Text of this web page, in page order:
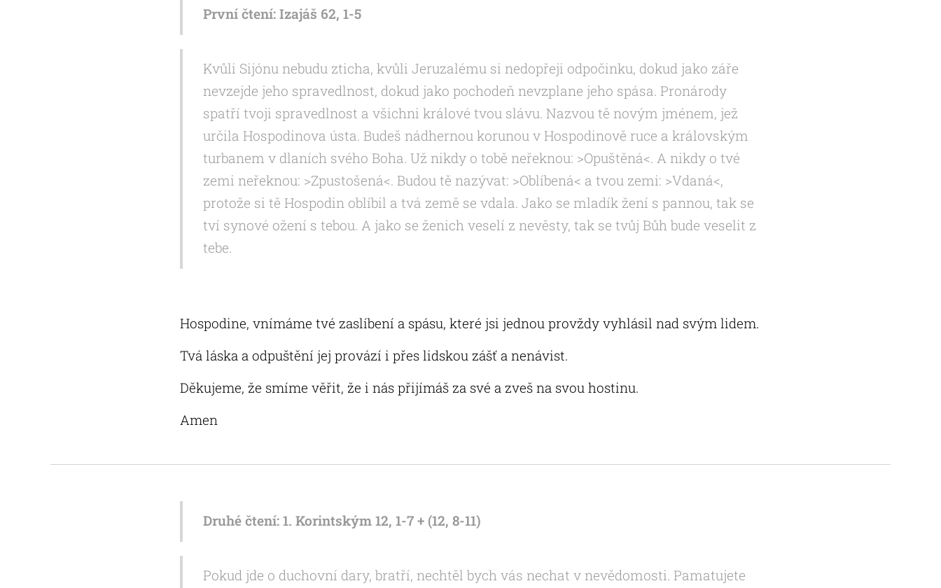
První čtení: Izajáš 62, 1-5
Kvůli Sijónu nebudu zticha, kvůli Jeruzalému si nedopřeji odpočinku, dokud jako záře
nevzejde jeho spravedlnost, dokud jako pochodeň nevzplane jeho spása. Pronárody
spatří tvoji spravedlnost a všichni králové tvou slávu. Nazvou tě novým jménem, jež
určila Hospodinova ústa. Budeš nádhernou korunou v Hospodinově ruce a královským
turbanem v dlaních svého Boha. Už nikdy o tobě neřeknou: >Opuštěná<. A nikdy o tvé
zemi neřeknou: >Zpustošená<. Budou tě nazývat: >Oblíbená< a tvou zemi: >Vdaná<,
protože si tě Hospodin oblíbil a tvá země se vdala. Jako se mladík žení s pannou, tak se
tví synové ožení s tebou. A jako se ženich veselí z nevěsty, tak se tvůj Bůh bude veselit z
tebe.
Hospodine, vnímáme tvé zaslíbení a spásu, které jsi jednou provždy vyhlásil nad svým lidem.
Tvá láska a odpuštění jej provází i přes lidskou zášť a nenávist.
Děkujeme, že smíme věřit, že i nás přijímáš za své a zveš na svou hostinu.
Amen
Druhé čtení: 1. Korintským 12, 1-7 + (12, 8-11)
Pokud jde o duchovní dary, bratří, nechtěl bych vás nechat v nevědomosti. Pamatujete